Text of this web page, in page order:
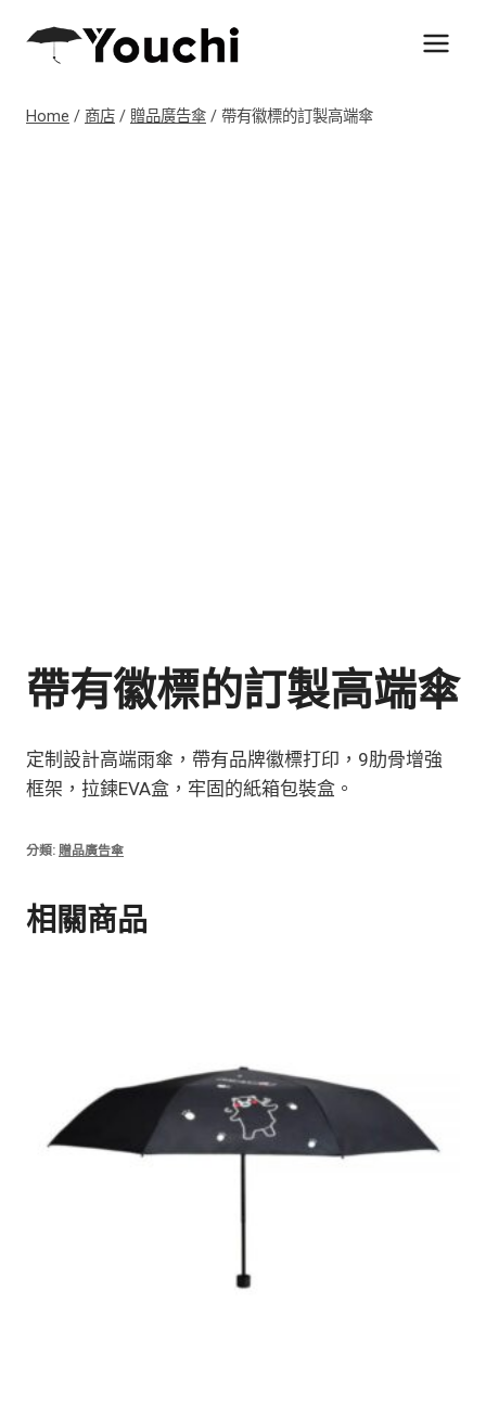
Home / 商店 / 贈品廣告傘 / 帶有徽標的訂製高端傘
帶有徽標的訂製高端傘
定制設計高端雨傘，帶有品牌徽標打印，9肋骨增強
框架，拉鍊EVA盒，牢固的紙箱包裝盒。
分類: 贈品廣告傘
相關商品